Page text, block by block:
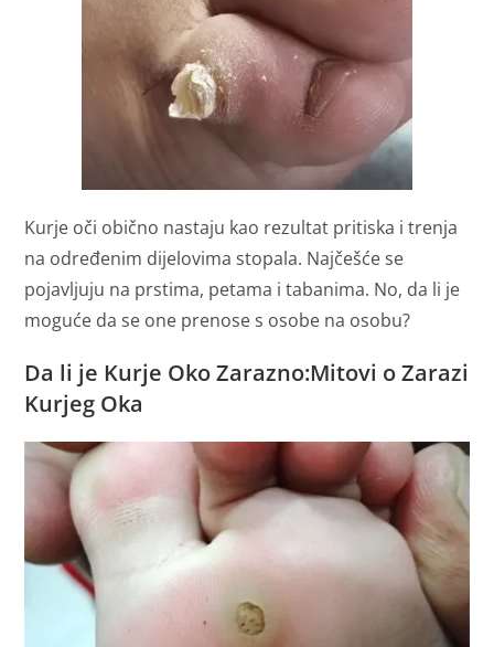
Kurje oči obično nastaju kao rezultat pritiska i trenja
na određenim dijelovima stopala. Najčešće se
pojavljuju na prstima, petama i tabanima. No, da li je
moguće da se one prenose s osobe na osobu?
Da li je Kurje Oko Zarazno:Mitovi o Zarazi
Kurjeg Oka